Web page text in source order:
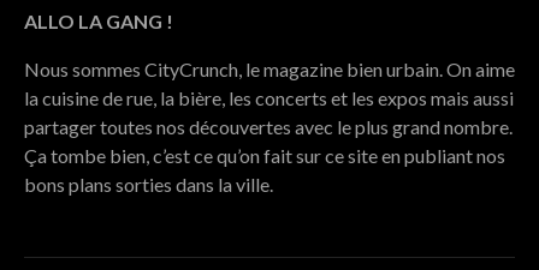
ALLO LA GANG !
Nous sommes CityCrunch, le magazine bien urbain. On aime
la cuisine de rue, la bière, les concerts et les expos mais aussi
partager toutes nos découvertes avec le plus grand nombre.
Ça tombe bien, c’est ce qu’on fait sur ce site en publiant nos
bons plans sorties dans la ville.